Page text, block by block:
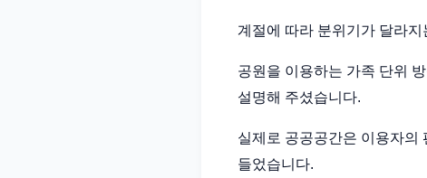
계절에 따라 분위기가 달라
공원을 이용하는 가족 단위
설명해 주셨습니다.
실제로 공공공간은 이용자의
들었습니다.